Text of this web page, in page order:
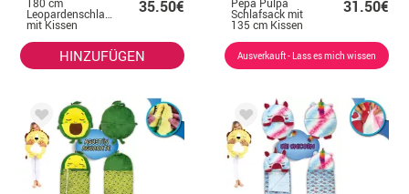
Leopardenschlafsack
mit Kissen
35.50€
HINZUFÜGEN
Schlafsack mit
135 cm Kissen
31.50€
Ausverkauft - Lass es mich wissen